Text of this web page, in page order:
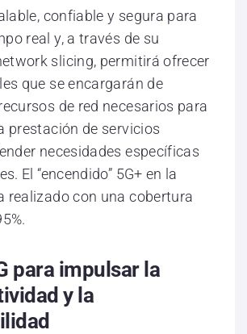
confiable y segura para
real y, a través de su
slicing, permitirá ofrecer
que se encargarán de
de red necesarios para
prestación de servicios
necesidades específicas
El “encendido” 5G+ en la
realizado con una cobertura
para impulsar la
y la